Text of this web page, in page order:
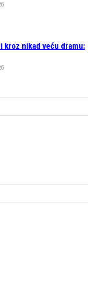
kroz nikad veću dramu: